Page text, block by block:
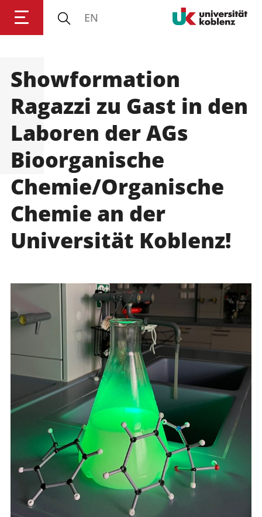
Anmelden Impressum Datenschutz
EN
Showformation
Ragazzi zu Gast in den
Laboren der AGs
Bioorganische
Chemie/Organische
Chemie an der
Universität Koblenz!